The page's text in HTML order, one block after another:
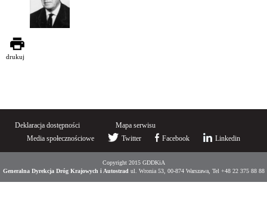
drukuj
Deklaracja dostępności
Mapa serwisu
Media społecznościowe
Twitter Facebook Linkedin
Copyright 2015 GDDKiA
Generalna Dyrekcja Dróg Krajowych i Autostrad ul. Wronia 53, 00-874 Warszawa, Tel +48 22 375 88 88